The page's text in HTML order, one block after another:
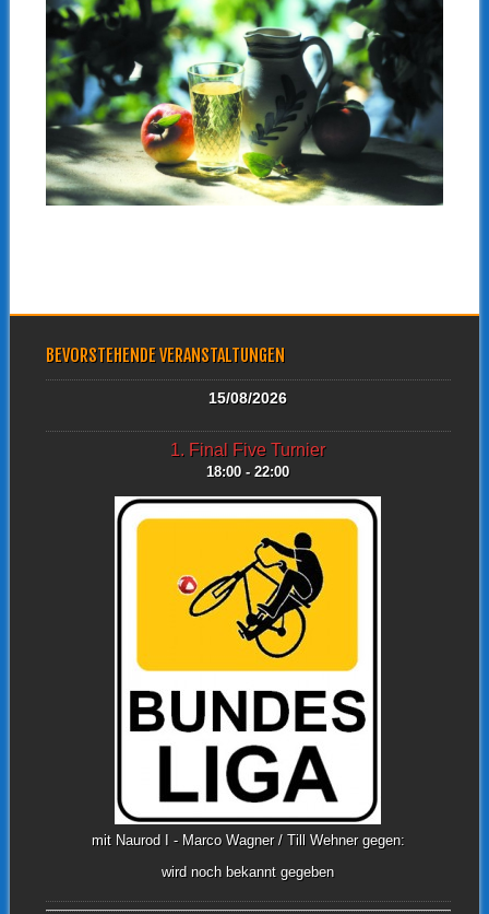
BEVORSTEHENDE VERANSTALTUNGEN
15/08/2026
1. Final Five Turnier
18:00 - 22:00
mit Naurod I - Marco Wagner / Till Wehner gegen:
wird noch bekannt gegeben